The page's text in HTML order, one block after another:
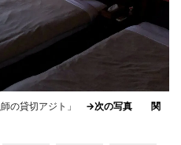
の貸切アジト」 →次の写真
関